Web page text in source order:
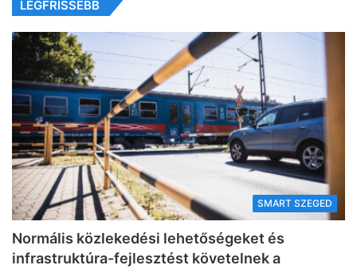
LEGFRISSEBB
SMART SZEGED
Normális közlekedési lehetőségeket és
infrastruktúra-fejlesztést követelnek a